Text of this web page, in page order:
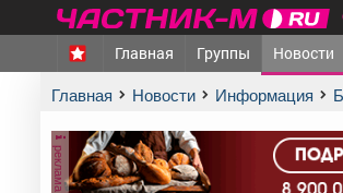
Главная Группы Новости
Главная Новости Информация
реклама